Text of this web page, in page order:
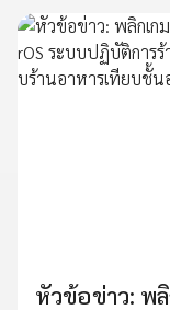
หัวข้อข่าว: พลิ